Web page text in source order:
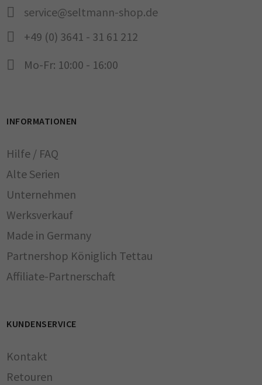
service@seltmann-shop.de
+49 (0) 3641 - 31 61 212
Mo-Fr: 10:00 - 16:00
INFORMATIONEN
Hilfe / FAQ
Alte Serien
Unternehmen
Werksverkauf
Made in Germany
Partnershop Königlich Tettau
Affiliate-Partnerschaft
KUNDENSERVICE
Kontakt
Retouren